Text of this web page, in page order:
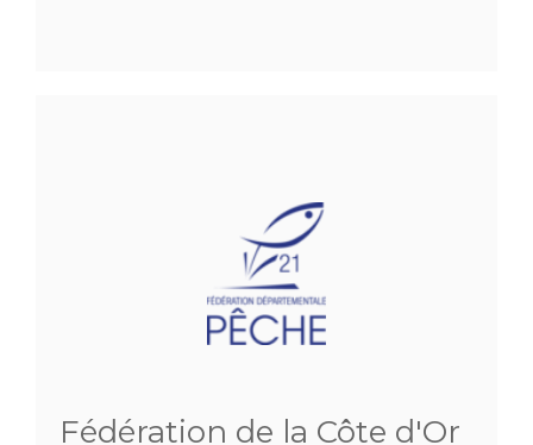
Fédération de la Côte d'Or